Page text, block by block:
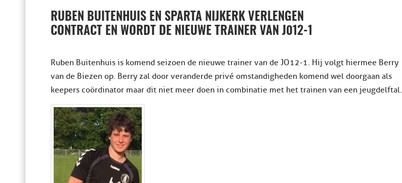
RUBEN BUITENHUIS EN SPARTA NIJKERK VERLENGEN
CONTRACT EN WORDT DE NIEUWE TRAINER VAN J012-1
Ruben Buitenhuis is komend seizoen de nieuwe trainer van de JO12-1. Hij volgt hiermee Berry
van de Biezen op. Berry zal door veranderde privé omstandigheden komend wel doorgaan als
keepers coördinator maar dit niet meer doen in combinatie met het trainen van een jeugdelftal.